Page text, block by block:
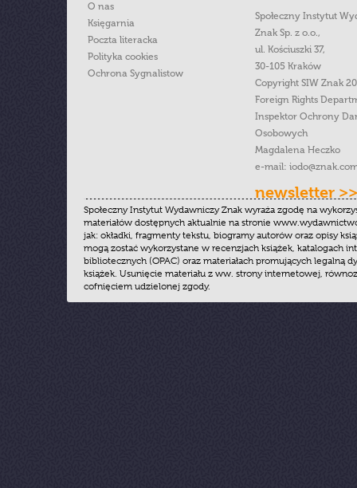
O nas
Księgarnia
Poczta literacka
Polityka cookies
Ochrona Sygnalistow
Społeczny Instytut
Znak Sp. z o.o.,
ul. Kościuszki 37,
30-105 Kraków
Copyright SIW Znak
Foreign Rights
Inspektor Ochrony
Osobowych
Magdalena Heczko
e-mail:
newsletter >>
Społeczny Instytut Wydawniczy Znak wyraża zgodę na
materiałów dostępnych aktualnie na stronie
jak: okładki, fragmenty tekstu, biogramy autorów oraz opisy
mogą zostać wykorzystane w recenzjach książek, katalogach
bibliotecznych (OPAC) oraz materiałach promujących legalną
książek. Usunięcie materiału z ww. strony internetowej,
cofnięciem udzielonej zgody.